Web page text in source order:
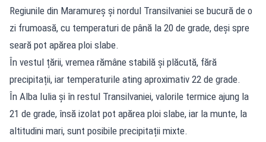
Regiunile din Maramureș și nordul Transilvaniei se bucură de o
zi frumoasă, cu temperaturi de până la 20 de grade, deși spre
seară pot apărea ploi slabe.
În vestul țării, vremea rămâne stabilă și plăcută, fără
precipitații, iar temperaturile ating aproximativ 22 de grade.
În Alba Iulia și în restul Transilvaniei, valorile termice ajung la
21 de grade, însă izolat pot apărea ploi slabe, iar la munte, la
altitudini mari, sunt posibile precipitații mixte.